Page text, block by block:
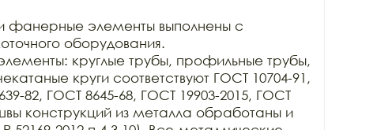
фанерные элементы выполнены с
оборудования.
круглые трубы, профильные трубы,
круги соответствуют ГОСТ 10704-91,
82, ГОСТ 8645-68, ГОСТ 19903-2015, ГОСТ
конструкций из металла обработаны и